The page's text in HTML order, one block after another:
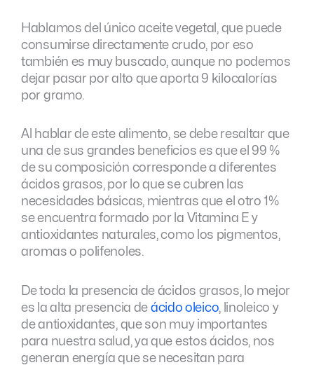
Hablamos del único aceite vegetal, que puede
consumirse directamente crudo, por eso
también es muy buscado, aunque no podemos
dejar pasar por alto que aporta 9 kilocalorías
por gramo.
Al hablar de este alimento, se debe resaltar que
una de sus grandes beneficios es que el 99 %
de su composición corresponde a diferentes
ácidos grasos, por lo que se cubren las
necesidades básicas, mientras que el otro 1%
se encuentra formado por la Vitamina E y
antioxidantes naturales, como los pigmentos,
aromas o polifenoles.
De toda la presencia de ácidos grasos, lo mejor
es la alta presencia de ácido oleico, linoleico y
de antioxidantes, que son muy importantes
para nuestra salud, ya que estos ácidos, nos
generan energía que se necesitan para